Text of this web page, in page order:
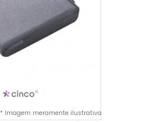
* Imagem meramente ilustrativa